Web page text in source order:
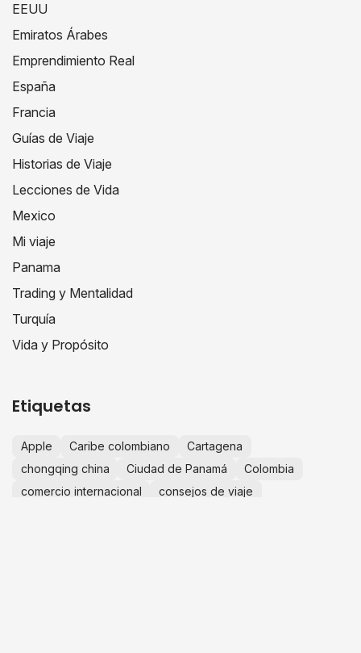
EEUU
Emiratos Árabes
Emprendimiento Real
España
Francia
Guías de Viaje
Historias de Viaje
Lecciones de Vida
Mexico
Mi viaje
Panama
Trading y Mentalidad
Turquía
Vida y Propósito
Etiquetas
Apple Caribe colombiano
Cartagena
chongqing china
Ciudad de Panamá
Colombia
comercio internacional
consejos de viaje